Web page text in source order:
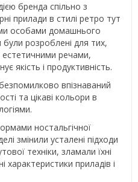
бренда спільно з
прилади в стилі ретро тут
особами домашнього
розроблені для тих,
речами,
якість і продуктивність.
впізнаваний
та цікаві кольори в
ностальгічної
змінили усталені підходи
техніки, зламали їхні
характеристики приладів і